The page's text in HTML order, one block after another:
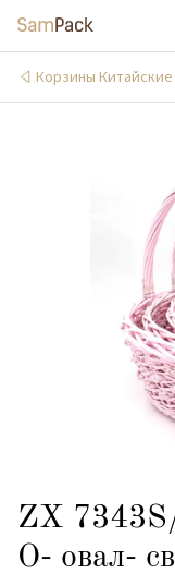
Корзины Китайские
ZX
O- овал-